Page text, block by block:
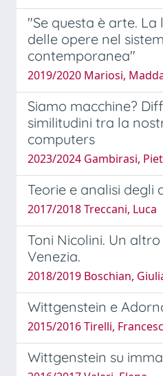
"Se questa è arte.
delle opere nel
contemporanea"
2019/2020 Mariosi,
Siamo macchine?
similitudini tra la
computers
2023/2024 Gambirasi,
Teorie e analisi degli
2017/2018 Treccani, Luca
Toni Nicolini. Un
Venezia.
2018/2019 Boschian,
Wittgenstein e
2015/2016 Tirelli,
Wittgenstein su